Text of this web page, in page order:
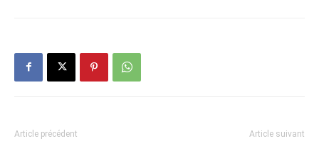
Article précédent Article suivant